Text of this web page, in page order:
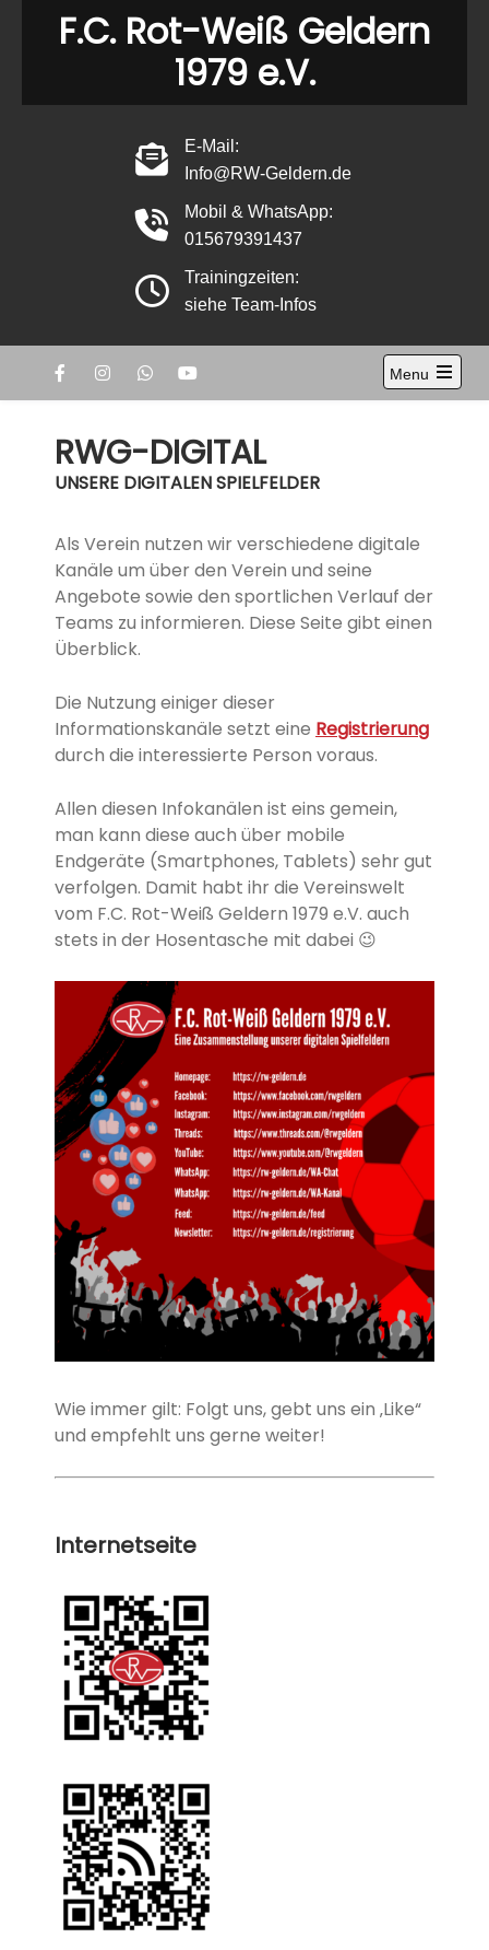
F.C. Rot-Weiß Geldern
1979 e.V.
E-Mail:
Info@RW-Geldern.de
Mobil & WhatsApp:
015679391437
Trainingzeiten:
siehe Team-Infos
Menu
Open
RWG-DIGITAL
UNSERE DIGITALEN SPIELFELDER
Als Verein nutzen wir verschiedene digitale
Kanäle um über den Verein und seine
Angebote sowie den sportlichen Verlauf der
Teams zu informieren. Diese Seite gibt einen
Überblick.
Die Nutzung einiger dieser
Informationskanäle setzt eine Registrierung
durch die interessierte Person voraus.
Allen diesen Infokanälen ist eins gemein,
man kann diese auch über mobile
Endgeräte (Smartphones, Tablets) sehr gut
verfolgen. Damit habt ihr die Vereinswelt
vom F.C. Rot-Weiß Geldern 1979 e.V. auch
stets in der Hosentasche mit dabei 😉
Wie immer gilt: Folgt uns, gebt uns ein ‚Like“
und empfehlt uns gerne weiter!
Internetseite